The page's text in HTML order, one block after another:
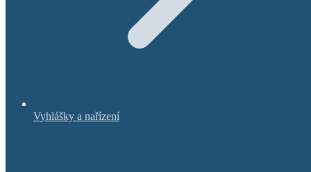
Vyhlášky a nařízení